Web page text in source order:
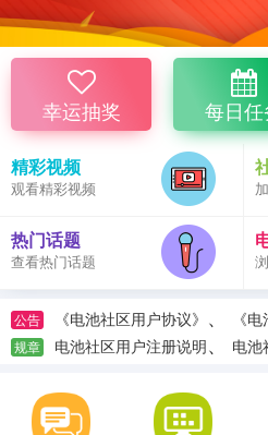
幸运抽奖 每日任
精彩视频
观看精彩视频
热门话题
查看热门话题
公告 《电池社区用户协议》 、 《
规章 电池社区用户注册说明、 电池